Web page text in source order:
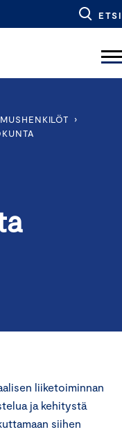
ETSI
›
liiketoiminnan
ja kehitystä
siihen